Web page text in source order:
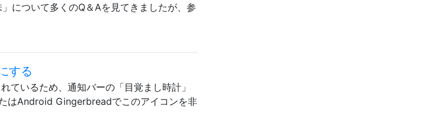
について多くのQ＆Aを見てきましたが、参
する
ているため、通知バーの「目覚まし時計」
はAndroid Gingerbreadでこのアイコンを非